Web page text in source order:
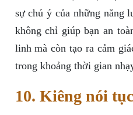
sự chú ý của những năng
không chỉ giúp bạn an
linh mà còn tạo ra cảm
trong khoảng thời gian
10. Kiêng nói